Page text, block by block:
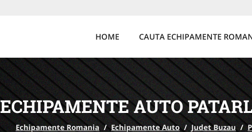
HOME CAUTA ECHIPAMENTE
ECHIPAMENTE AUTO
Echipamente Romania / Echipamente Auto / Judet Buzau /